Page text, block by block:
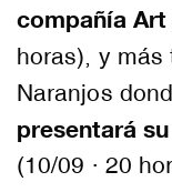
compañía
horas), y más
Naranjos
presentará
(10/09 · 20